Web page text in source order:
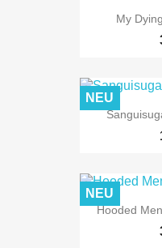
My
NEU
Hooded
NEU